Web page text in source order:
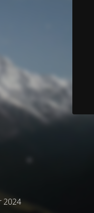
2024